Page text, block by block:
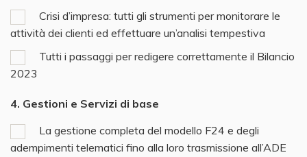
Crisi d’impresa: tutti gli strumenti per monitorare le
attività dei clienti ed effettuare un’analisi tempestiva
Tutti i passaggi per redigere correttamente il Bilancio
2023
4. Gestioni e Servizi di base
La gestione completa del modello F24 e degli
adempimenti telematici fino alla loro trasmissione all’ADE